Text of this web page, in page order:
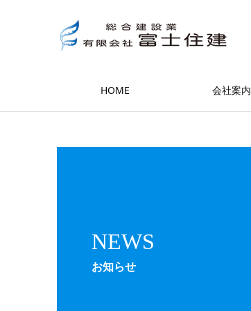
HOME 会社案内
NEWS
お知らせ